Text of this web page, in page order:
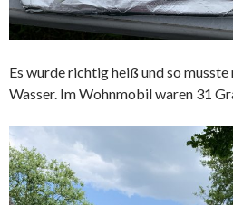
Es wurde richtig heiß und so
Wasser. Im Wohnmobil waren 31